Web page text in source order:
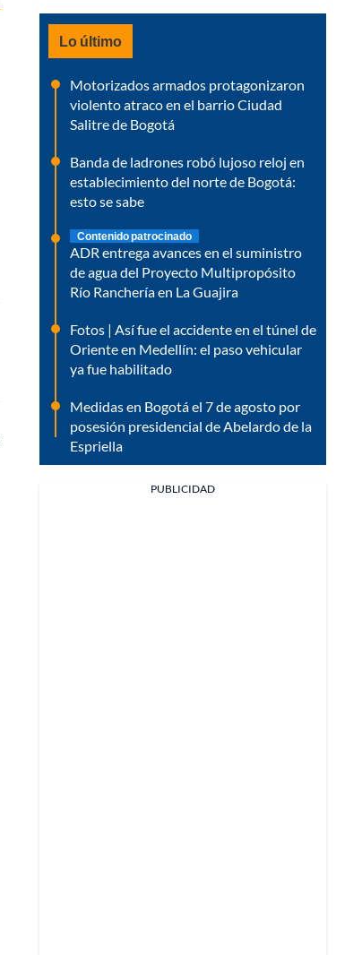
Lo último
Motorizados armados protagonizaron
violento atraco en el barrio Ciudad
Salitre de Bogotá
Banda de ladrones robó lujoso reloj en
establecimiento del norte de Bogotá:
esto se sabe
Contenido patrocinado
ADR entrega avances en el suministro
de agua del Proyecto Multipropósito
Río Ranchería en La Guajira
Fotos | Así fue el accidente en el túnel de
Oriente en Medellín: el paso vehicular
ya fue habilitado
Medidas en Bogotá el 7 de agosto por
posesión presidencial de Abelardo de la
Espriella
PUBLICIDAD